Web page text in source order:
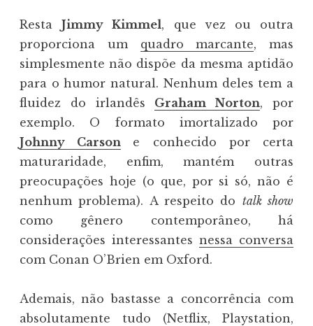
RestaJimmy Kimmel, que vez ou outra
proporciona um quadro marcante, mas
simplesmente não dispõe da mesma aptidão
para o humor natural. Nenhum deles tem a
fluidez do irlandês Graham Norton, por
exemplo. O formato imortalizado por
Johnny Carson
e conhecido por certa
maturaridade, enfim, mantém outras
preocupações hoje (o que, por si só, não é
nenhum problema). A respeito do talk show
como gênero contemporâneo, há
considerações interessantes nessa conversa
com Conan O’Brien em Oxford.
Ademais, não bastasse a concorrência com
absolutamente tudo (Netflix, Playstation,